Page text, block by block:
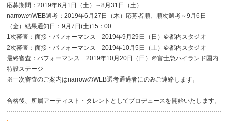
応募期間：2019年6月1日（土）～8月31日（土）
narrowのWEB選考：2019年6月27日（木）応募者順、順次選考～9月6日
（金）結果通知日：9月7日(土)15：00
1次審査：面接・パフォーマンス 2019年9月29日（日）＠都内スタジオ
2次審査：面接・パフォーマンス 2019年10月5日（土）＠都内スタジオ
最終審査：パフォーマンス 2019年10月20日（日）＠富士急ハイランド園内
特設ステージ
※一次審査のご案内はnarrowのWEB選考通過者にのみご連絡します。
合格後、所属アーティスト・タレントとしてプロデュースを開始いたします。